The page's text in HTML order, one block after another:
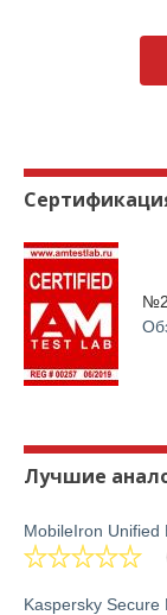
Лучшие
MobileIron Unified
Kaspersky